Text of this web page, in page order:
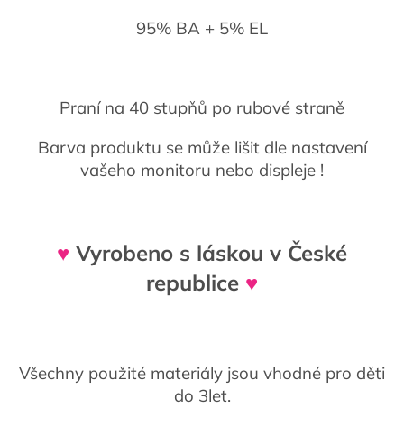
95% BA + 5% EL
Praní na 40 stupňů po rubové straně
Barva produktu se může lišit dle nastavení
vašeho monitoru nebo displeje !
♥ Vyrobeno s láskou v České
republice ♥
Všechny použité materiály jsou vhodné pro děti
do 3let.